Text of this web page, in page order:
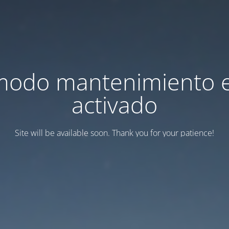
mantenimiento
activado
Site will be available soon. Thank you for your patience!